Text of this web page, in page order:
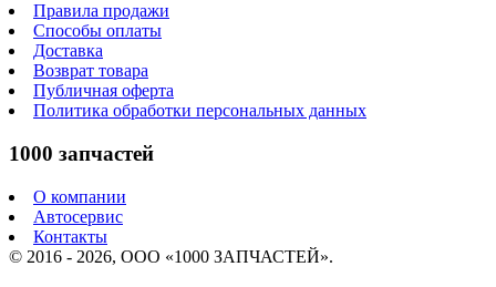
Правила продажи
Способы оплаты
Доставка
Возврат товара
Публичная оферта
Политика обработки персональных данных
1000 запчастей
О компании
Автосервис
Контакты
© 2016 - 2026, ООО «1000 ЗАПЧАСТЕЙ».